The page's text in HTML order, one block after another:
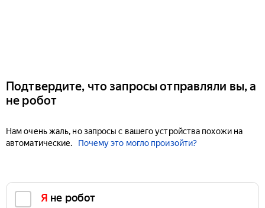
Подтвердите, что запросы отправляли вы, а
не робот
Нам очень жаль, но запросы с вашего устройства похожи на
автоматические.
Почему это могло произойти?
Я не робот